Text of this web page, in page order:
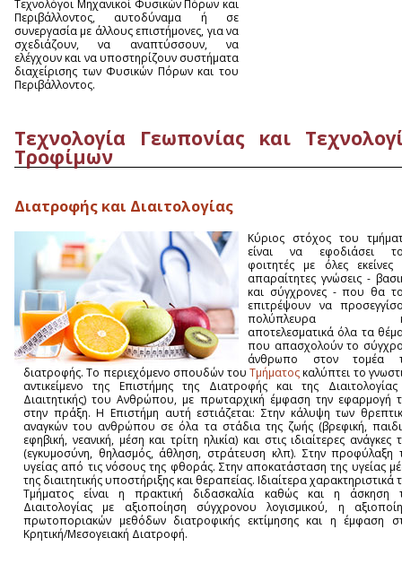
Τεχνολόγοι Μηχανικοί Φυσικών Πόρων και
Περιβάλλοντος, αυτοδύναμα ή σε
συνεργασία με άλλους επιστήμονες, για να
σχεδιάζουν, να αναπτύσσουν, να
ελέγχουν και να υποστηρίζουν συστήματα
διαχείρισης των Φυσικών Πόρων και του
Περιβάλλοντος.
Τεχνολογία Γεωπονίας και
Τροφίμων
Διατροφής και Διαιτολογίας
Κύριος στόχος του
είναι να εφοδιάσει
φοιτητές με όλες εκείνες
απαραίτητες γνώσεις -
και σύγχρονες - που θα
επιτρέψουν να
πολύπλευρα
αποτελεσματικά όλα τα
που απασχολούν το
άνθρωπο στον τομέα
διατροφής. Το περιεχόμενο σπουδών του Τμήματοςκαλύπτει το
αντικείμενο της Επιστήμης της Διατροφής και της
Διαιτητικής) του Ανθρώπου, με πρωταρχική έμφαση την εφαρμογή
στην πράξη. Η Επιστήμη αυτή εστιάζεται: Στην κάλυψη των
αναγκών του ανθρώπου σε όλα τα στάδια της ζωής (βρεφική,
εφηβική, νεανική, μέση και τρίτη ηλικία) και στις ιδιαίτερες ανάγκες
(εγκυμοσύνη, θηλασμός, άθληση, στράτευση κλπ). Στην προφύλαξη
υγείας από τις νόσους της φθοράς. Στην αποκατάσταση της υγείας
της διαιτητικής υποστήριξης και θεραπείας. Ιδιαίτερα χαρακτηριστικά
Τμήματος είναι η πρακτική διδασκαλία καθώς και η άσκηση
Διαιτολογίας με αξιοποίηση σύγχρονου λογισμικού, η
πρωτοποριακών μεθόδων διατροφικής εκτίμησης και η έμφαση
Κρητική/Μεσογειακή Διατροφή.